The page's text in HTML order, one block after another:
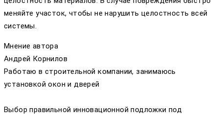
меняйте участок, чтобы не нарушить целостность всей
системы.
Мнение автора
Андрей Корнилов
Работаю в строительной компании, занимаюсь
установкой окон и дверей
Выбор правильной инновационной подложки под